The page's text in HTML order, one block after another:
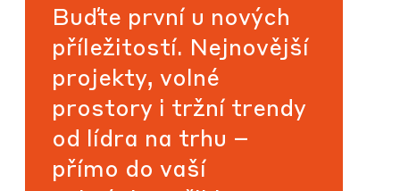
Buďte první u nových
příležitostí. Nejnovější
projekty, volné
prostory i tržní trendy
od lídra na trhu –
přímo do vaší